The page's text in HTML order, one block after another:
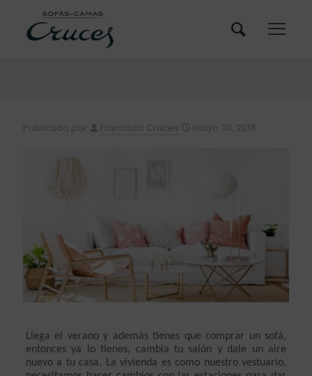
Publicado por Francisco Cruces mayo 30, 2018
Llega el verano y además tienes que comprar un sofá,
entonces ya lo tienes, cambia tu salón y dale un aire
nuevo a tu casa. La vivienda es como nuestro vestuario,